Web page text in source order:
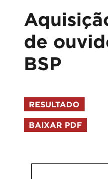
de
BSP
RESULTADO
BAIXAR PDF